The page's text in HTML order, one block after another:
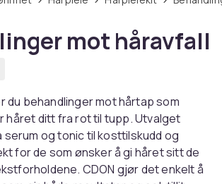
mot håravfall
du behandlinger mot hårtap som
håret ditt fra rot til tupp. Utvalget
serum og tonic til kosttilskudd og
for de som ønsker å gi håret sitt de
CDON gjør det enkelt å